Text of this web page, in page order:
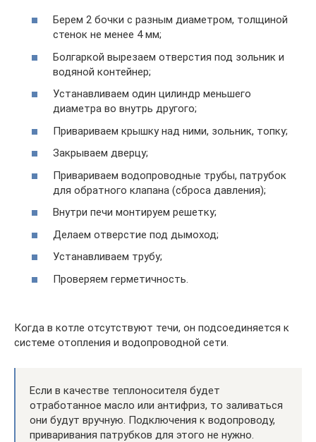
Берем 2 бочки с разным диаметром, толщиной
стенок не менее 4 мм;
Болгаркой вырезаем отверстия под зольник и
водяной контейнер;
Устанавливаем один цилиндр меньшего
диаметра во внутрь другого;
Привариваем крышку над ними, зольник, топку;
Закрываем дверцу;
Привариваем водопроводные трубы, патрубок
для обратного клапана (сброса давления);
Внутри печи монтируем решетку;
Делаем отверстие под дымоход;
Устанавливаем трубу;
Проверяем герметичность.
Когда в котле отсутствуют течи, он подсоединяется к
системе отопления и водопроводной сети.
Если в качестве теплоносителя будет
отработанное масло или антифриз, то заливаться
они будут вручную. Подключения к водопроводу,
приваривания патрубков для этого не нужно.